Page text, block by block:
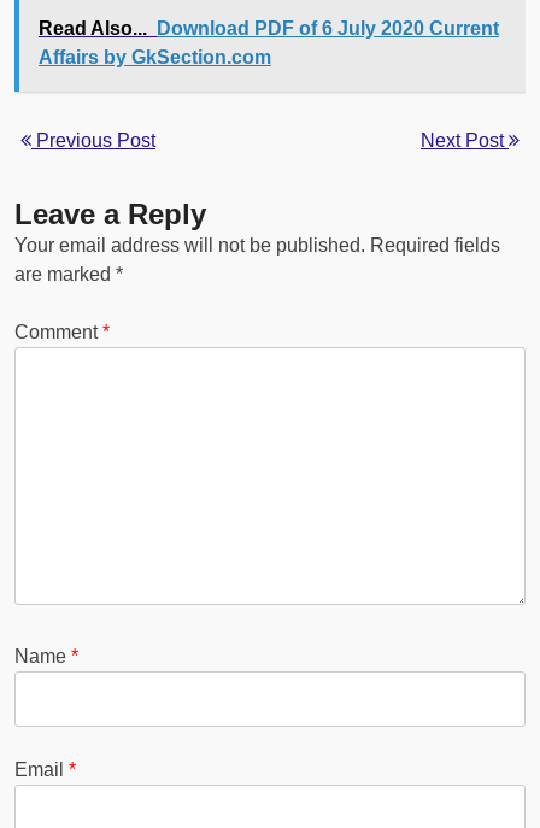
Read Also...
Download PDF of 6 July 2020 Current
Affairs by GkSection.com
Previous Post Next Post
Leave a Reply
Your email address will not be published. Required fields
are marked *
Comment*
Name *
Email *